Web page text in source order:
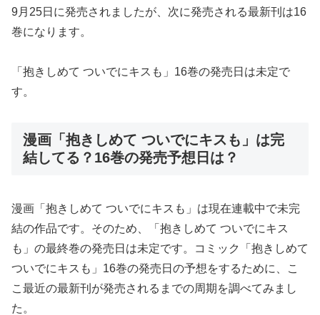
9月25日に発売されましたが、次に発売される最新刊は16
巻になります。
「抱きしめて ついでにキスも」16巻の発売日は未定で
す。
漫画「抱きしめて ついでにキスも」は完
結してる？16巻の発売予想日は？
漫画「抱きしめて ついでにキスも」は現在連載中で未完
結の作品です。そのため、「抱きしめて ついでにキス
も」の最終巻の発売日は未定です。コミック「抱きしめて
ついでにキスも」16巻の発売日の予想をするために、こ
こ最近の最新刊が発売されるまでの周期を調べてみまし
た。